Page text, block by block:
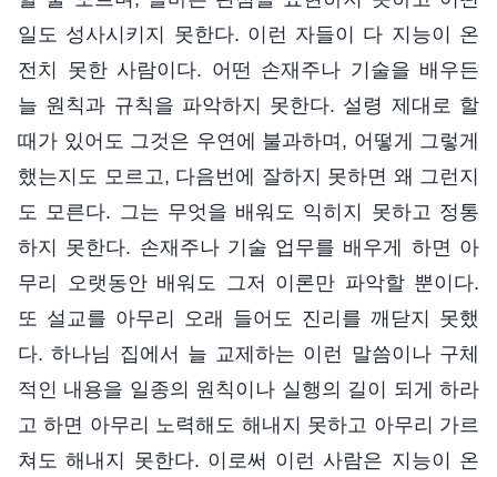
일도 성사시키지 못한다. 이런 자들이 다 지능이 온
전치 못한 사람이다. 어떤 손재주나 기술을 배우든
늘 원칙과 규칙을 파악하지 못한다. 설령 제대로 할
때가 있어도 그것은 우연에 불과하며, 어떻게 그렇게
했는지도 모르고, 다음번에 잘하지 못하면 왜 그런지
도 모른다. 그는 무엇을 배워도 익히지 못하고 정통
하지 못한다. 손재주나 기술 업무를 배우게 하면 아
무리 오랫동안 배워도 그저 이론만 파악할 뿐이다.
또 설교를 아무리 오래 들어도 진리를 깨닫지 못했
다. 하나님 집에서 늘 교제하는 이런 말씀이나 구체
적인 내용을 일종의 원칙이나 실행의 길이 되게 하라
고 하면 아무리 노력해도 해내지 못하고 아무리 가르
쳐도 해내지 못한다. 이로써 이런 사람은 지능이 온